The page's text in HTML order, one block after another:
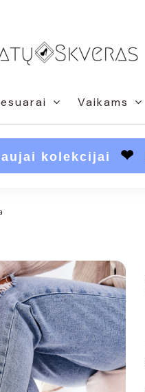
Vaikams
kolekcijai ❤